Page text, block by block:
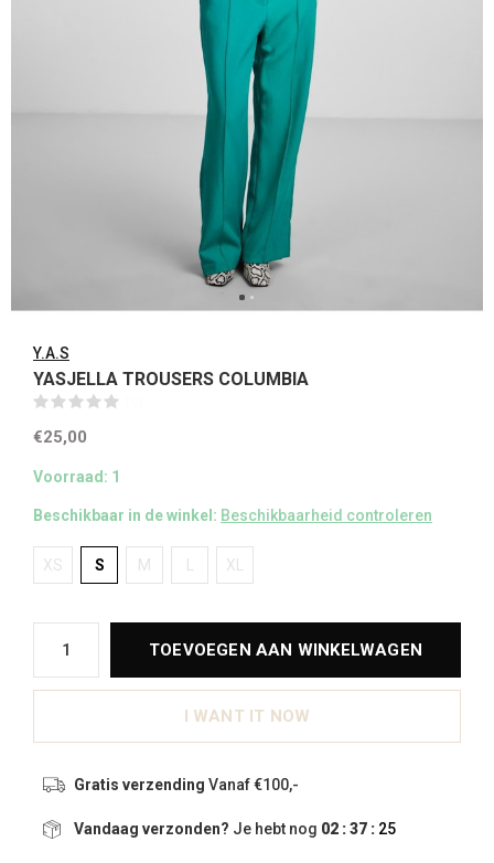
Y.A.S
YASJELLA TROUSERS COLUMBIA
€25,00
Voorraad: 1
Beschikbaar in de winkel: Beschikbaarheid controleren
XS S M XL
TOEVOEGEN AAN WINKELWAGEN
I WANT IT NOW
Gratis verzending Vanaf €100,-
Vandaag verzonden? Je hebt nog 02 : 37 : 25